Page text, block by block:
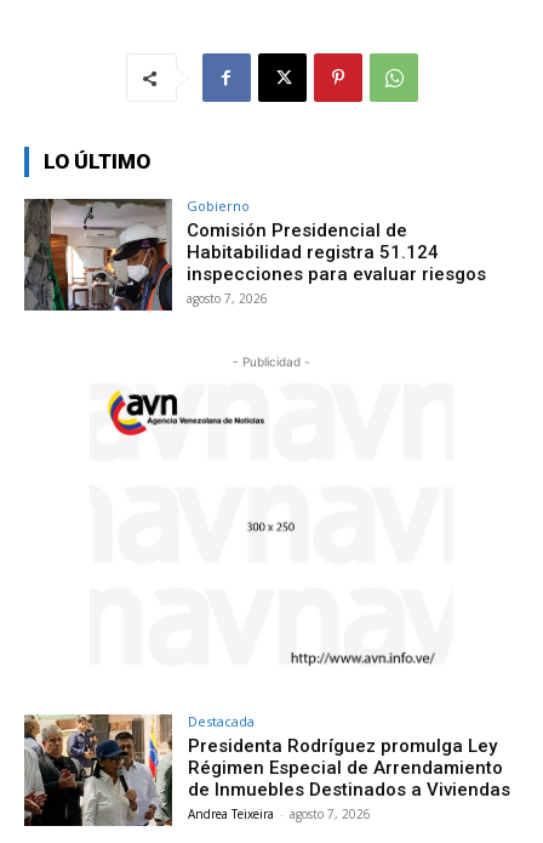
LO ÚLTIMO
Gobierno
Comisión Presidencial de
Habitabilidad registra 51.124
inspecciones para evaluar riesgos
agosto 7, 2026
- Publicidad -
Destacada
Presidenta Rodríguez promulga Ley
Régimen Especial de Arrendamiento
de Inmuebles Destinados a Viviendas
Andrea Teixeira - agosto 7, 2026